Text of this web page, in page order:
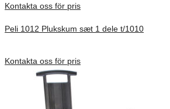
Kontakta oss för pris
Peli 1012 Plukskum sæt 1 dele t/1010
Kontakta oss för pris